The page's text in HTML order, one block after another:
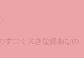
すごく大きな細胞なの